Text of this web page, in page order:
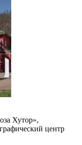
Хутор»,
центр